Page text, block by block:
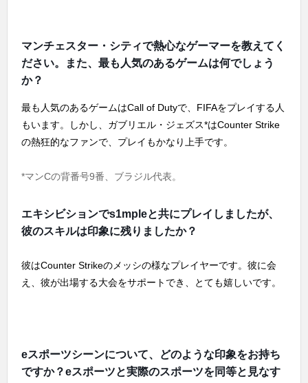
マンチェスター・シティで熱心なゲーマーを教えてく
ださい。また、最も人気のあるゲームは何でしょう
か？
最も人気のあるゲームはCall of Dutyで、FIFAをプレイする人
もいます。しかし、ガブリエル・ジェズス*はCounter Strike
の熱狂的なファンで、プレイもかなり上手です。
*マンCの背番号9番、ブラジル代表。
エキシビションでs1mpleと共にプレイしましたが、
彼のスキルは印象に残りましたか？
彼はCounter Strikeのメッシの様なプレイヤーです。彼に会
え、彼が出場する大会をサポートでき、とても嬉しいです。
eスポーツシーンについて、どのような印象をお持ち
ですか？eスポーツと実際のスポーツを同等と見なす